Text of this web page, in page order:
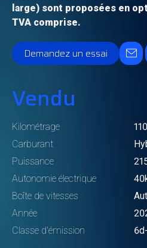
large) sont proposées en
TVA comprise.
Demandez un essai
Vendu
Kilométrage
Carburant
Puissance
Autonomie électrique
Boîte de vitesses
Année
Classe d'émission